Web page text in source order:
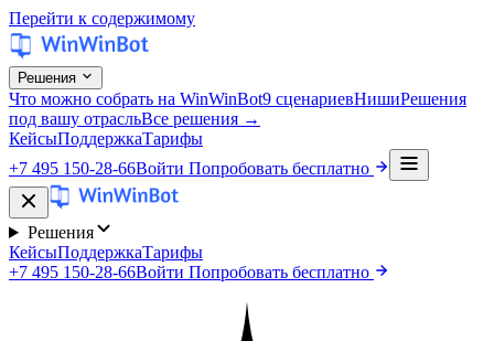
Перейти к содержимому
Решения
Что можно собрать на WinWinBot9 сценариевНишиРешения
под вашу отрасльВсе решения →
КейсыПоддержкаТарифы
+7 495 150-28-66Войти Попробовать бесплатно
Решения
КейсыПоддержкаТарифы
+7 495 150-28-66Войти Попробовать бесплатно